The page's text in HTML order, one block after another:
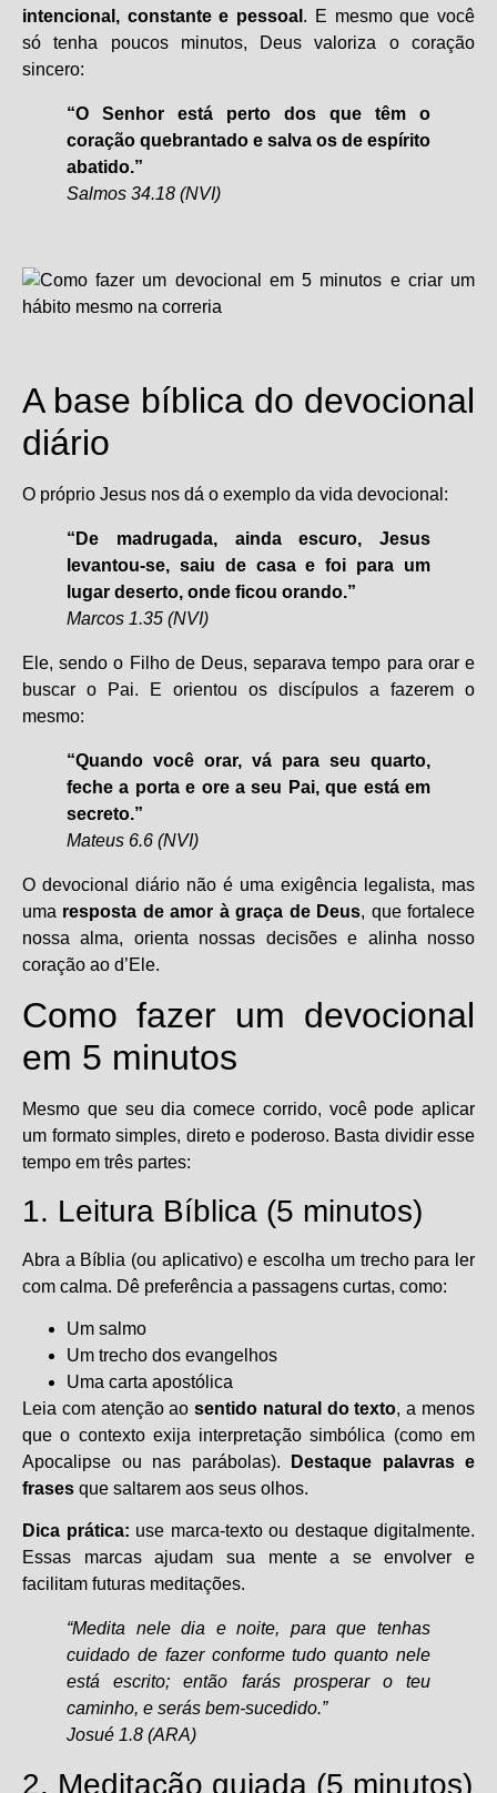
intencional, constante e pessoal . E mesmo que você
só tenha poucos minutos, Deus valoriza o coração
sincero:
“O Senhor está perto dos que têm o
coração quebrantado e salva os de espírito
abatido.”
Salmos 34.18 (NVI)
A base bíblica do devocional
diário
O próprio Jesus nos dá o exemplo da vida devocional:
“De madrugada, ainda escuro, Jesus
levantou-se, saiu de casa e foi para um
lugar deserto, onde ficou orando.”
Marcos 1.35 (NVI)
Ele, sendo o Filho de Deus, separava tempo para orar e
buscar o Pai. E orientou os discípulos a fazerem o
mesmo:
“Quando você orar, vá para seu quarto,
feche a porta e ore a seu Pai, que está em
secreto.”
Mateus 6.6 (NVI)
O devocional diário não é uma exigência legalista, mas
uma resposta de amor à graça de Deus, que fortalece
nossa alma, orienta nossas decisões e alinha nosso
coração ao d’Ele.
Como fazer um devocional
em 5 minutos
Mesmo que seu dia comece corrido, você pode aplicar
um formato simples, direto e poderoso. Basta dividir esse
tempo em três partes:
1. Leitura Bíblica (5 minutos)
Abra a Bíblia (ou aplicativo) e escolha um trecho para ler
com calma. Dê preferência a passagens curtas, como:
Um salmo
Um trecho dos evangelhos
Uma carta apostólica
Leia com atenção aosentido natural do texto, a menos
que o contexto exija interpretação simbólica (como em
Apocalipse ou nas parábolas).
Destaque palavras e
frases que saltarem aos seus olhos.
Dica prática: use marca-texto ou destaque digitalmente.
Essas marcas ajudam sua mente a se envolver e
facilitam futuras meditações.
“Medita nele dia e noite, para que tenhas
cuidado de fazer conforme tudo quanto nele
está escrito; então farás prosperar o teu
caminho, e serás bem-sucedido.”
Josué 1.8 (ARA)
2. Meditação guiada (5 minutos)